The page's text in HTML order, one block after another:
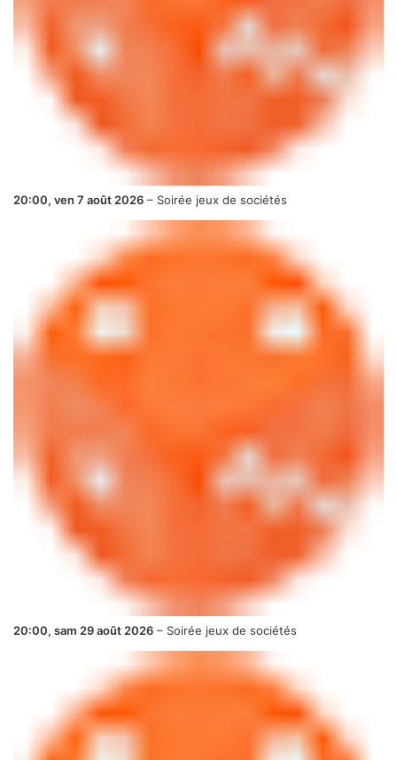
20:00, ven 7 août 2026 – Soirée jeux de sociétés
20:00, sam 29 août 2026 – Soirée jeux de sociétés